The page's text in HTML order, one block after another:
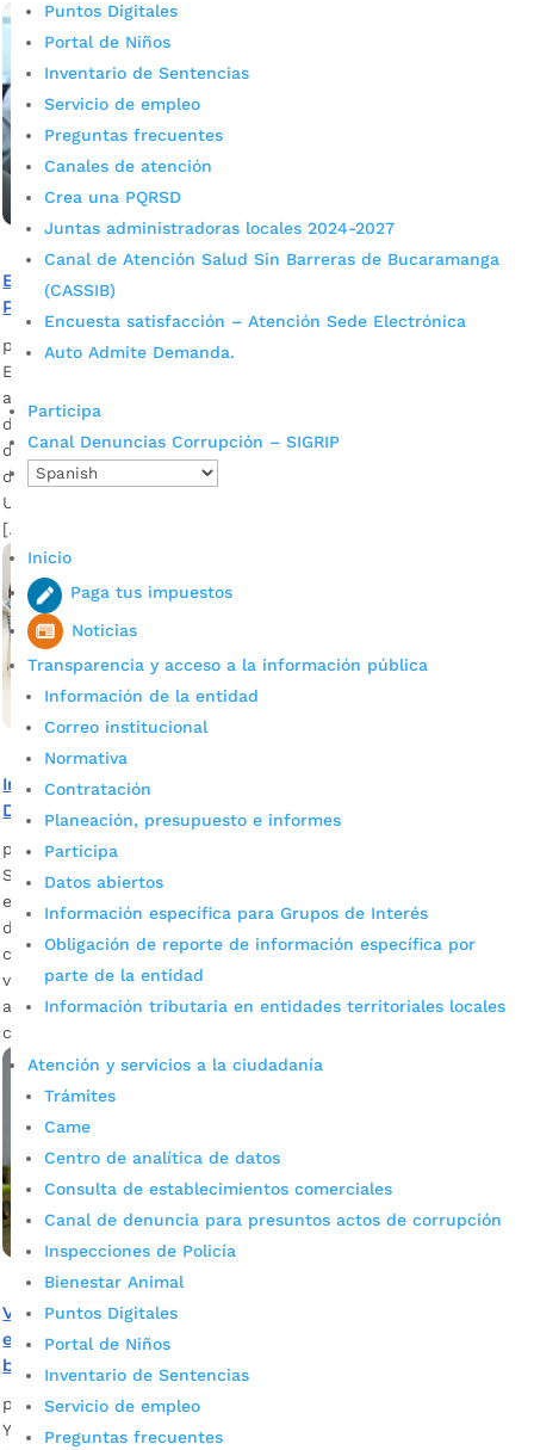
Puntos Digitales
Portal de Niños
Inventario de Sentencias
Servicio de empleo
Preguntas frecuentes
Canales de atención
Crea una PQRSD
Juntas administradoras locales 2024-2027
Canal de Atención Salud Sin Barreras de Bucaramanga
(CASSIB)
Encuesta satisfacción – Atención Sede Electrónica
Auto Admite Demanda.
Participa
Canal Denuncias Corrupción – SIGRIP
Inicio
Paga tus impuestos
Noticias
Transparencia y acceso a la información pública
Información de la entidad
Correo institucional
Normativa
Contratación
Planeación, presupuesto e informes
Participa
Datos abiertos
Información específica para Grupos de Interés
Obligación de reporte de información específica por
parte de la entidad
Información tributaria en entidades territoriales locales
Atención y servicios a la ciudadanía
Trámites
Came
Centro de analítica de datos
Consulta de establecimientos comerciales
Canal de denuncia para presuntos actos de corrupción
Inspecciones de Policía
Bienestar Animal
Puntos Digitales
Portal de Niños
Inventario de Sentencias
Servicio de empleo
Preguntas frecuentes
El 10 de marzo se pone al servicio el Centro del
Pensamiento para la Cuarta Revolución Industrial
por Alcaldía de Bucaramanga
Este sitio permite afianzar las destrezas digitales y acceder
al intercambio de experiencias para llevar a cabo una idea
de negocio TIC. Edson Andrés Gómez Cárdenas, asesor TIC
de la Alcaldía de Bucaramanga Descargar audio La Alcaldía
de Bucaramanga y las Unidades Tecnológicas de Santander,
UTS, reabrirán este martes 10 de marzo el antiguo ViveLab,
[…]
Inscribirse en las capacitaciones que ofrecen los Puntos
Digitales de Bucaramanga
por Alcaldía de Bucaramanga
Son certificados por el SENA y facilitan el comienzo de un
emprendimiento. Regresan nuevamente los cursos y talleres
de formación a los ocho (8) Puntos Digitales ubicados en la
ciudad para el servicio y el emprendimiento de población
vulnerable. Durante los últimos cuatro años, fueron
atendidas 350 mil personas de escaso recursos y además
certificadas […]
Visite la ludoteca del Centro Cultural del Oriente, un
espacio inclusivo y de enseñanza para la niñez
bumanguesa
por Alcaldía de Bucaramanga
Ya abrió sus puertas este centro infantil, ubicado en la